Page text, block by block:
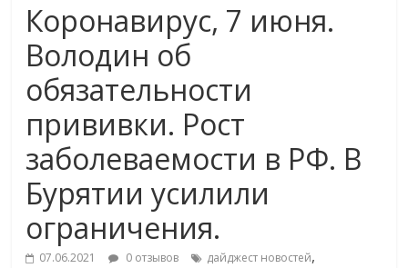
Коронавирус, 7 июня.
Володин об
обязательности
прививки. Рост
заболеваемости в РФ. В
Бурятии усилили
ограничения.
07.06.2021 0 отзывов дайджест новостей,